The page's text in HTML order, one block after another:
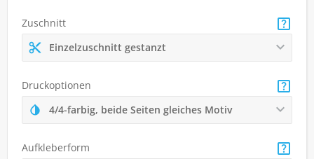
Zuschnitt
Einzelzuschnitt gestanzt
Druckoptionen
4/4-farbig, beide Seiten gleiches Motiv
Aufkleberform